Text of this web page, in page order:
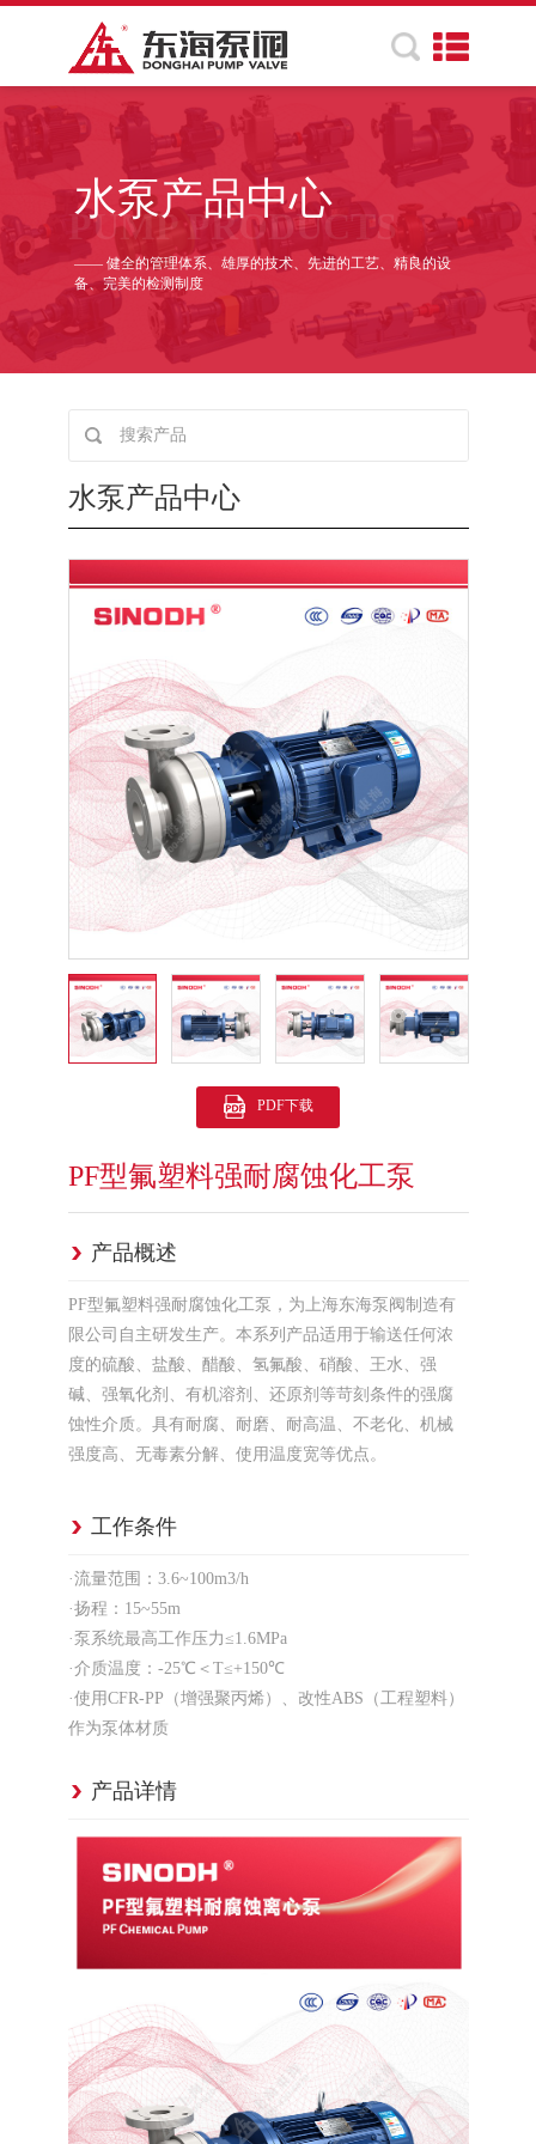
水泵产品中心
PUMP PRODUCTS
—— 健全的管理体系、雄厚的技术、先进的工艺、精良的设
备、完美的检测制度
水泵产品中心
PDF下载
PF型氟塑料强耐腐蚀化工泵
产品概述
PF型氟塑料强耐腐蚀化工泵，为上海东海泵阀制造有
限公司自主研发生产。本系列产品适用于输送任何浓
度的硫酸、盐酸、醋酸、氢氟酸、硝酸、王水、强
碱、强氧化剂、有机溶剂、还原剂等苛刻条件的强腐
蚀性介质。具有耐腐、耐磨、耐高温、不老化、机械
强度高、无毒素分解、使用温度宽等优点。
工作条件
·流量范围：3.6~100m3/h
·扬程：15~55m
·泵系统最高工作压力≤1.6MPa
·介质温度：-25℃＜T≤+150℃
·使用CFR-PP（增强聚丙烯）、改性ABS（工程塑料）
作为泵体材质
产品详情